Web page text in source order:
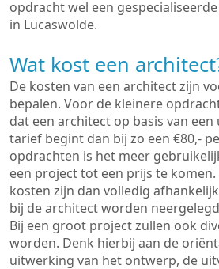
opdracht wel een
in Lucaswolde.
Wat kost een
De kosten van een architect zijn
bepalen. Voor de kleinere
dat een architect op basis van
tarief begint dan bij zo een €80,-
opdrachten is het meer
een project tot een prijs te
kosten zijn dan volledig
bij de architect worden
Bij een groot project zullen ook
worden. Denk hierbij aan de
uitwerking van het ontwerp, de